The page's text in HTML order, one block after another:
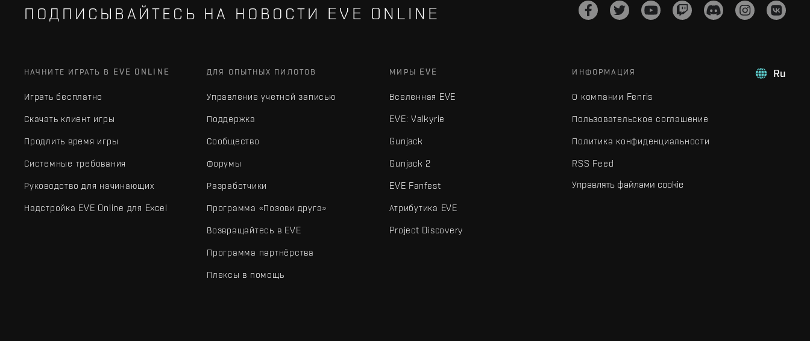
ПОДПИСЫВАЙТЕСЬ НА НОВОСТИ EVE ONLINE
Ru
НАЧНИТЕ ИГРАТЬ В EVE ONLINE
Играть бесплатно
Скачать клиент игры
Продлить время игры
Системные требования
Руководство для начинающих
Надстройка EVE Online для Excel
ДЛЯ ОПЫТНЫХ ПИЛОТОВ
Управление учетной записью
Поддержка
Сообщество
Форумы
Разработчики
Программа «Позови друга»
Возвращайтесь в EVE
Программа партнёрства
Плексы в помощь
МИРЫ EVE
Вселенная EVE
EVE: Valkyrie
Gunjack
Gunjack 2
EVE Fanfest
Атрибутика EVE
Project Discovery
ИНФОРМАЦИЯ
О компании Fenris
Пользовательское соглашение
Политика конфиденциальности
RSS Feed
Управлять файлами cookie